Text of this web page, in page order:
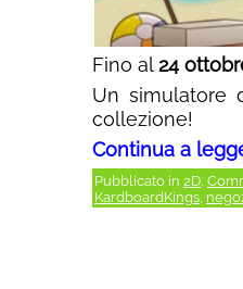
Fino al24
Un simulatore
collezione!
Continua a
Pubblicato in 2D,
KardboardKings,